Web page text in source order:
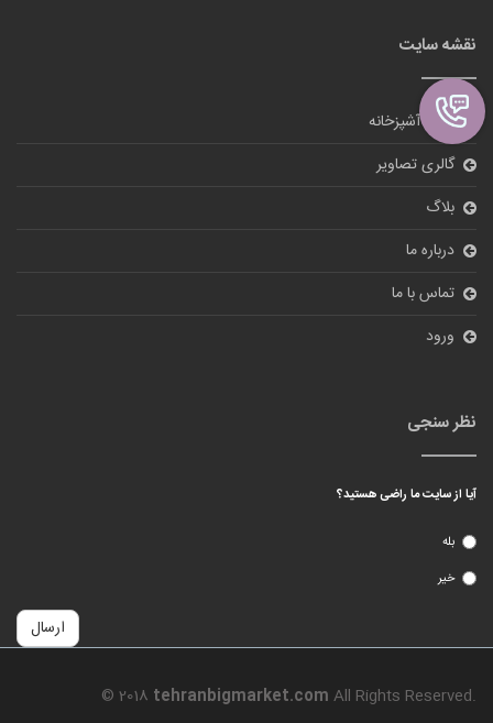
نقشه سایت
لوازم آشپزخانه
گالری تصاویر
بلاگ
درباره ما
تماس با ما
ورود
نظر سنجی
آیا از سایت ما راضی هستید؟
بله
خیر
ارسال
© 2018 tehranbigmarket.com All Rights Reserved.